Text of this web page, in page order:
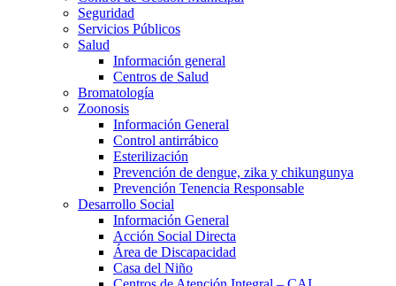
Seguridad
Servicios Públicos
Salud
Información general
Centros de Salud
Bromatología
Zoonosis
Información General
Control antirrábico
Esterilización
Prevención de dengue, zika y chikungunya
Prevención Tenencia Responsable
Desarrollo Social
Información General
Acción Social Directa
Área de Discapacidad
Casa del Niño